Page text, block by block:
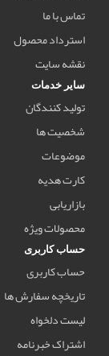
تماس با ما
استرداد محصول
نقشه سایت
سایر خدمات
تولید کنندگان
شخصیت ها
موضوعات
کارت هدیه
بازاریابی
محصولات ویژه
حساب کاربری
حساب کاربری
تاریخچه سفارش ها
لیست دلخواه
اشتراک خبرنامه